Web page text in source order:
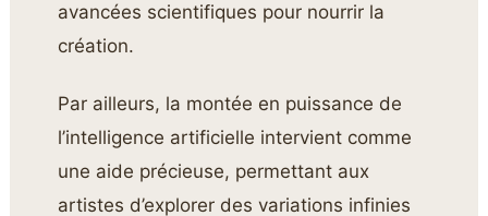
avancées scientifiques pour nourrir la
création.
Par ailleurs, la montée en puissance de
l’intelligence artificielle intervient comme
une aide précieuse, permettant aux
artistes d’explorer des variations infinies